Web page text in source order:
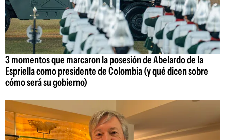
3 momentos que marcaron la posesión de Abelardo de la
Espriella como presidente de Colombia (y qué dicen sobre
cómo será su gobierno)